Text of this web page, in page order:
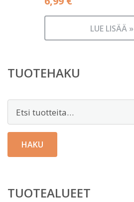
LUE LISÄÄ »
TUOTEHAKU
Etsi:
HAKU
TUOTEALUEET